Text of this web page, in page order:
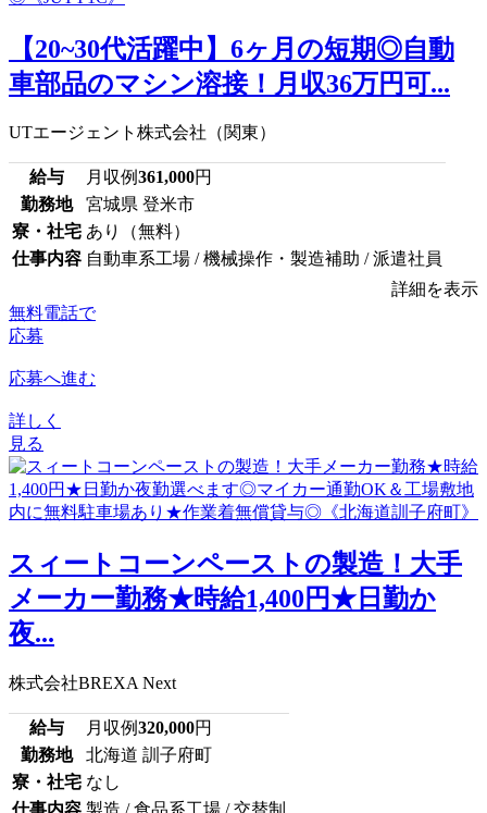
【20~30代活躍中】6ヶ月の短期◎自動
車部品のマシン溶接！月収36万円可...
UTエージェント株式会社（関東）
給与 月収例361,000円
勤務地
宮城県 登米市
寮・社宅 あり（無料）
仕事内容 自動車系工場 / 機械操作・製造補助 / 派遣社員
詳細を表示
無料電話で
応募
応募へ進む
詳しく
見る
スィートコーンペーストの製造！大手
メーカー勤務★時給1,400円★日勤か
夜...
株式会社BREXA Next
給与 月収例320,000円
勤務地
北海道 訓子府町
寮・社宅 なし